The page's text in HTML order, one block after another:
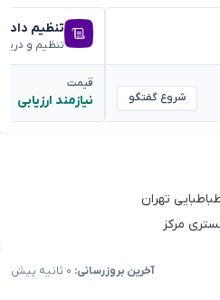
آخرین بروزرسانی:
شروع گفتگو
تنظیم
تنظیم و
قیمت
نیازمند ارزیابی